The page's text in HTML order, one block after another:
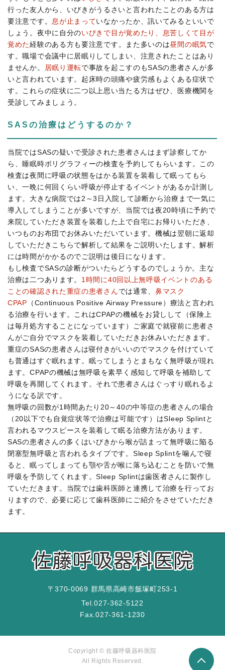
行った友人から、いびきがうるさいと言われたことのある方は
要注意です。 息が止まっていなかったか、訊いてみるといいで
しょう。夜中に自分のいびきで目が覚めたり、息苦しくて目が
覚めた経験のある方も要注意です。また多いのは昼間の眠気で
す。職場で会議中に居眠りしてしまい、注意されたことはあり
ませんか。
居眠り運転で事故を起こすのもSASの患者さんが多
いと言われています。起床時の頭痛や疲労感もよくある症状で
す。これらの症状に二つ以上思い当たる方はぜひ、医療機関を
受診してみましょう。
SASの治療はどうするのか？
当院ではSASの疑いで受診された患者さんはまず診察してか
ら、睡眠時ポリグラフィーの検査を予約してもらいます。この
検査は夜間に呼吸の状態をはかる装置を装着して眠ってもら
い、一晩に何回くらい呼吸が停止するイベントがあるか計測し
ます。大きな病院では2～3日入院して診断から治療まで一気に
導入してしまうことが多いですが、当院では夜20時頃に予約で
来院していただき装置を装着した上で自宅にお帰りいただき、
いつものお布団でお休みいただいています。機械は翌朝に返却
していただきこちらで解析して結果をご説明いたします。解析
には時間がかかるのでご説明は後日になります。
もし検査でSASの診断がついたらどうするのでしょうか。主な
治療は二つあります。 1時間に40回以上無呼吸イベントのある
ことの確認された重症の患者さんでは通常、 鼻マスク
CPAP （Continuous Positive Airway Pressure）療法と言われ
る治療を行います。これはCPAPの機械をお貸しして（保険上
は毎月処方することになっています）ご家庭で就寝前に患者さ
んがご自分でマスクを装着していただきお休みいただきます。
重症のSASの患者さんは寝付きがいいのでマスクを付けていて
も普通はすぐ眠れます。眠ってしまうとまもなく無呼吸が現れ
ます。CPAPの機械は無呼吸を素早く感知して呼吸を補助して
呼吸を再開してくれます。それで患者さんはぐっすり眠れるよ
うになる訳です。
無呼吸の回数が1時間あたり20～40の中等症の患者さんの場合
（20以下でも自覚症状等で治療は可能です）はSleep Splintと
言われるマウスピースを装着して眠る治療方法があります。
SASの患者さんの多くはいびきから喉が詰まって無呼吸に陥る
閉塞型無呼吸と言われるタイプです。Sleep Splintを噛んで寝
ると、眠ってしまっても顎や舌が喉に落ち込むことを防いで無
呼吸を予防してくれます。Sleep Splintは歯医者さんに製作し
ていただきます。当院では歯科医師と連携して治療を行ってお
りますので、必要に応じて歯科医師にご紹介をさせていただき
ます。
〒370-0069 群馬県高崎市飯塚町253-1
Tel.027-362-5122
Fax.027-361-1230
Copyright © 佐藤呼吸器科医院
All Rights Reserved.